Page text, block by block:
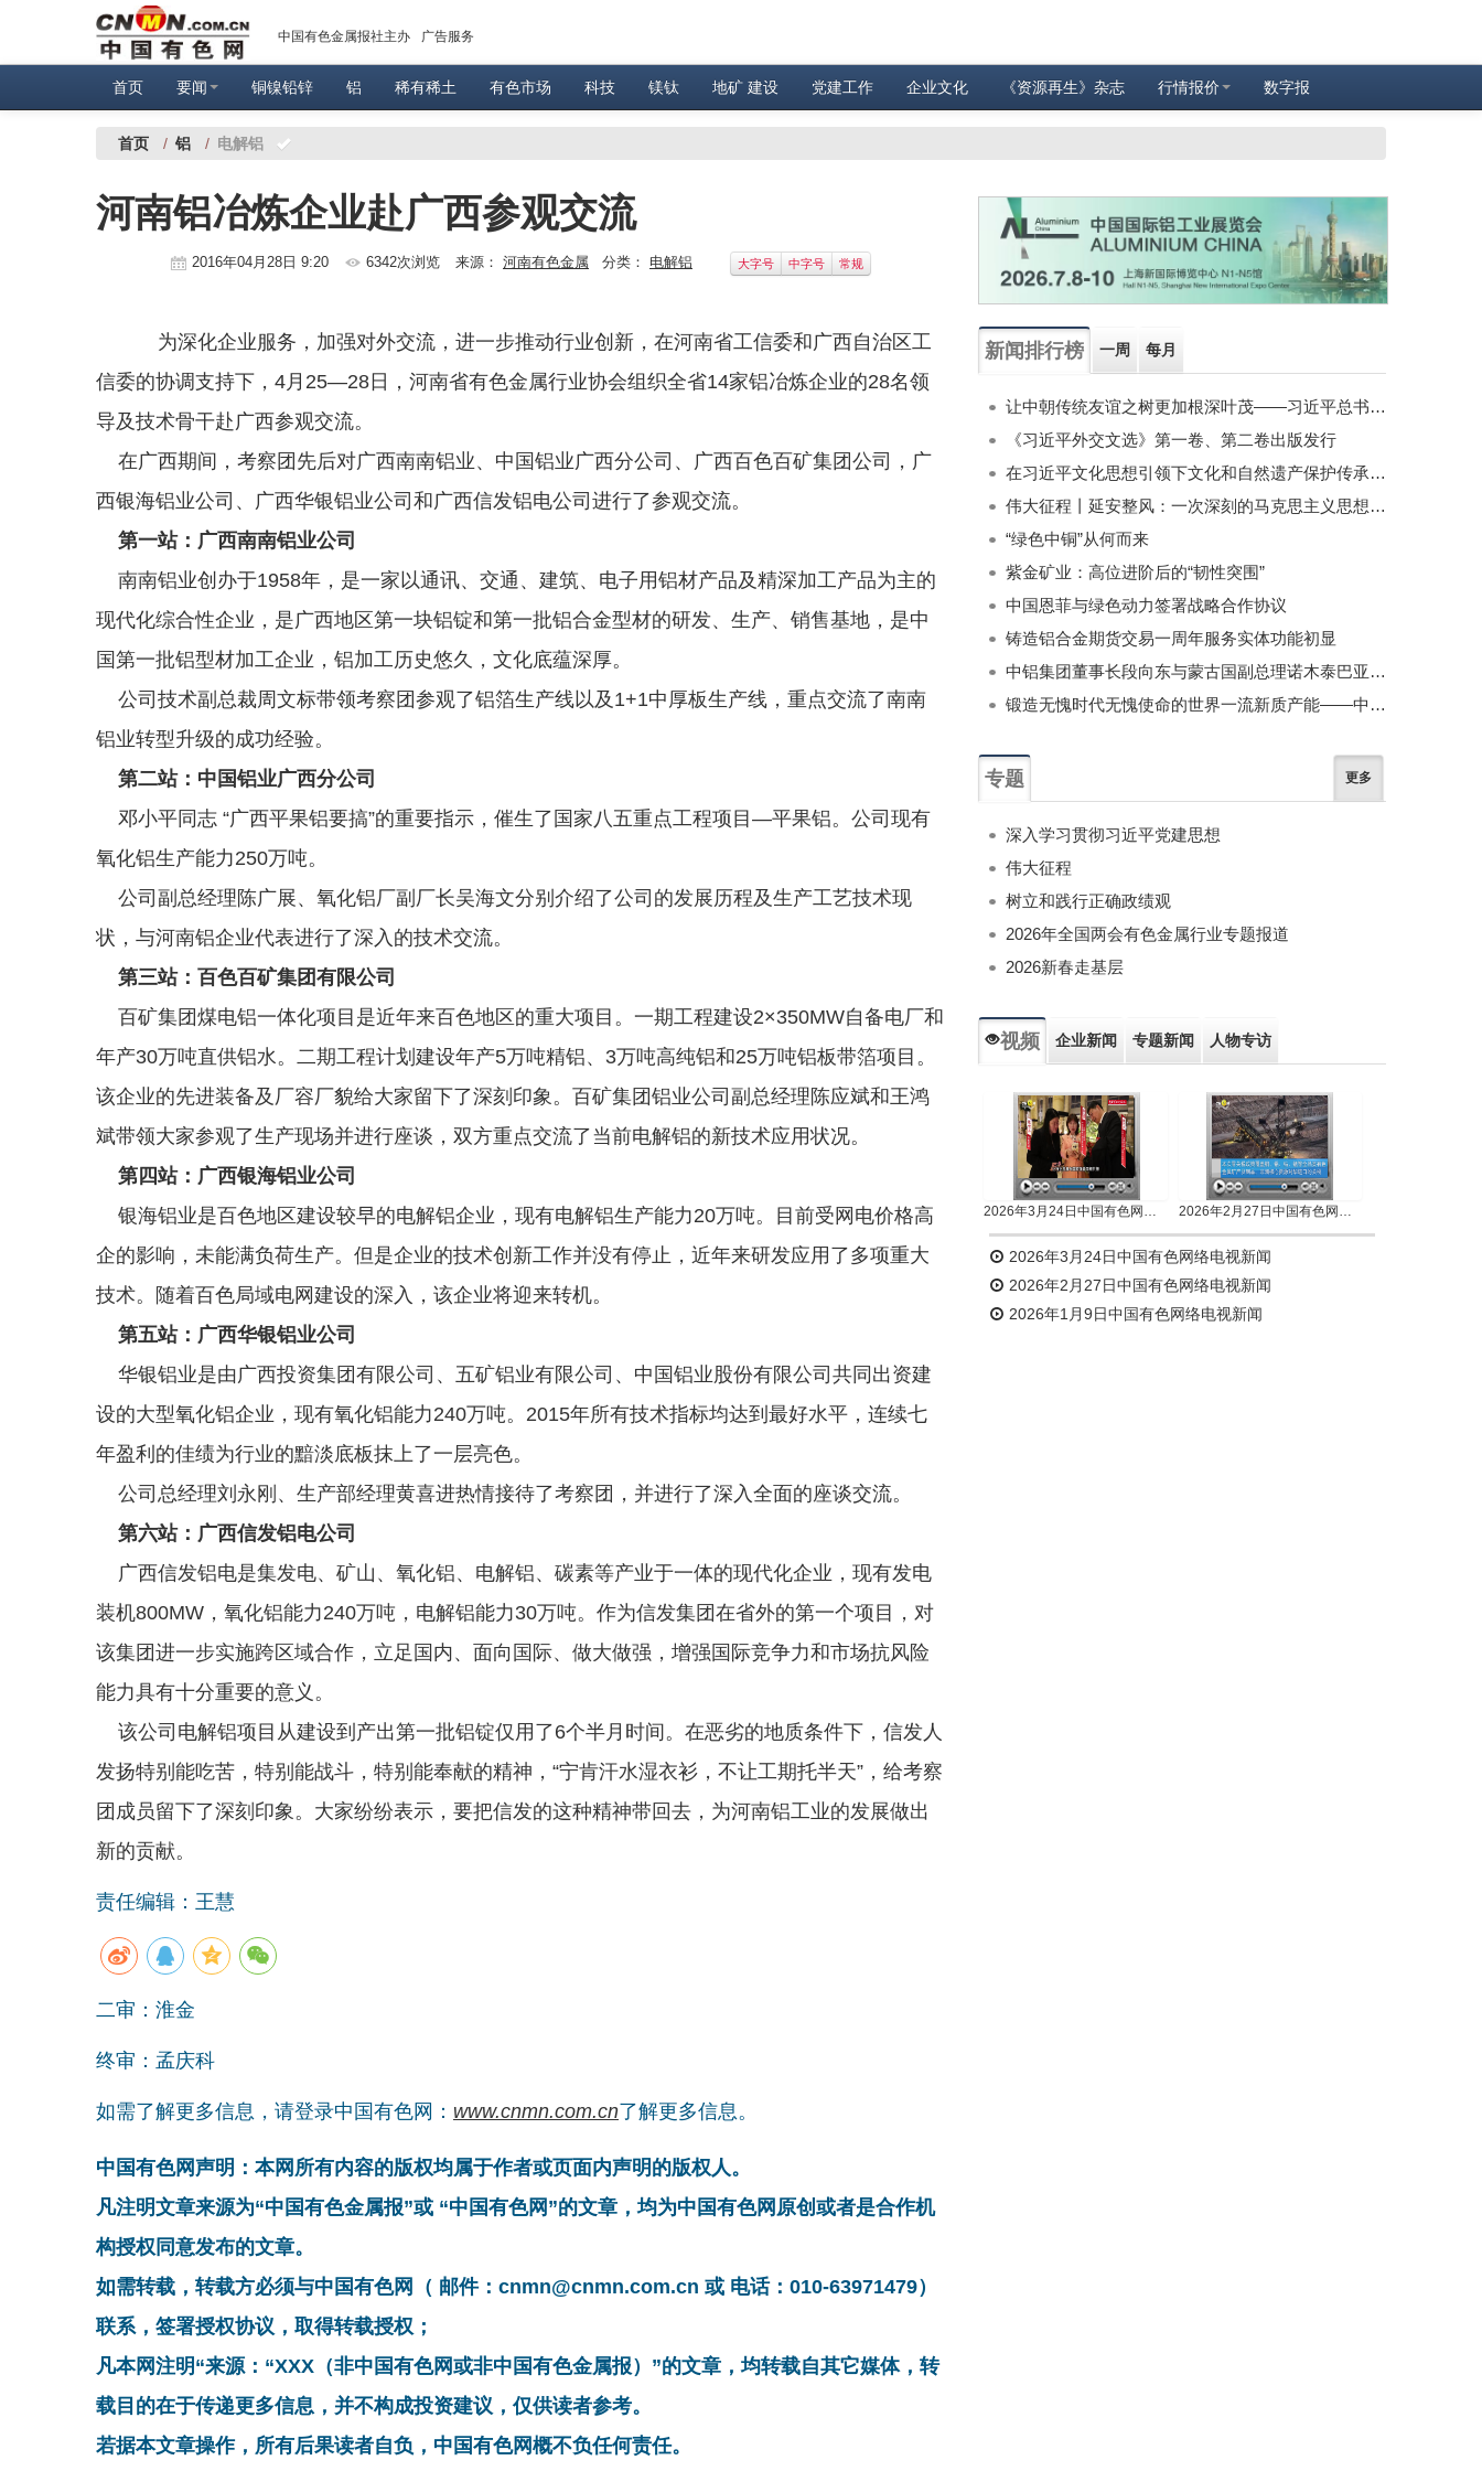
中国有色金属报社主办 广告服务
首页 要闻 铜镍铅锌 铝 稀有稀土 有色市场 科技 镁钛 地矿 建设 党建工作 企业文化 《资源再生》杂志 行情报价 数字报
首页 / 铝 / 电解铝
河南铝冶炼企业赴广西参观交流
2016年04月28日 9:20 6342次浏览 来源： 河南有色金属 分类： 电解铝 大字号 中字号 常规
为深化企业服务，加强对外交流，进一步推动行业创新，在河南省工信委和广西自治区工
信委的协调支持下，4月25—28日，河南省有色金属行业协会组织全省14家铝冶炼企业的28名领
导及技术骨干赴广西参观交流。
在广西期间，考察团先后对广西南南铝业、中国铝业广西分公司、广西百色百矿集团公司，广
西银海铝业公司、广西华银铝业公司和广西信发铝电公司进行了参观交流。
第一站：广西南南铝业公司
南南铝业创办于1958年，是一家以通讯、交通、建筑、电子用铝材产品及精深加工产品为主的
现代化综合性企业，是广西地区第一块铝锭和第一批铝合金型材的研发、生产、销售基地，是中
国第一批铝型材加工企业，铝加工历史悠久，文化底蕴深厚。
公司技术副总裁周文标带领考察团参观了铝箔生产线以及1+1中厚板生产线，重点交流了南南
铝业转型升级的成功经验。
第二站：中国铝业广西分公司
邓小平同志 “广西平果铝要搞”的重要指示，催生了国家八五重点工程项目—平果铝。公司现有
氧化铝生产能力250万吨。
公司副总经理陈广展、氧化铝厂副厂长吴海文分别介绍了公司的发展历程及生产工艺技术现
状，与河南铝企业代表进行了深入的技术交流。
第三站：百色百矿集团有限公司
百矿集团煤电铝一体化项目是近年来百色地区的重大项目。一期工程建设2×350MW自备电厂和
年产30万吨直供铝水。二期工程计划建设年产5万吨精铝、3万吨高纯铝和25万吨铝板带箔项目。
该企业的先进装备及厂容厂貌给大家留下了深刻印象。百矿集团铝业公司副总经理陈应斌和王鸿
斌带领大家参观了生产现场并进行座谈，双方重点交流了当前电解铝的新技术应用状况。
第四站：广西银海铝业公司
银海铝业是百色地区建设较早的电解铝企业，现有电解铝生产能力20万吨。目前受网电价格高
企的影响，未能满负荷生产。但是企业的技术创新工作并没有停止，近年来研发应用了多项重大
技术。随着百色局域电网建设的深入，该企业将迎来转机。
第五站：广西华银铝业公司
华银铝业是由广西投资集团有限公司、五矿铝业有限公司、中国铝业股份有限公司共同出资建
设的大型氧化铝企业，现有氧化铝能力240万吨。2015年所有技术指标均达到最好水平，连续七
年盈利的佳绩为行业的黯淡底板抹上了一层亮色。
公司总经理刘永刚、生产部经理黄喜进热情接待了考察团，并进行了深入全面的座谈交流。
第六站：广西信发铝电公司
广西信发铝电是集发电、矿山、氧化铝、电解铝、碳素等产业于一体的现代化企业，现有发电
装机800MW，氧化铝能力240万吨，电解铝能力30万吨。作为信发集团在省外的第一个项目，对
该集团进一步实施跨区域合作，立足国内、面向国际、做大做强，增强国际竞争力和市场抗风险
能力具有十分重要的意义。
该公司电解铝项目从建设到产出第一批铝锭仅用了6个半月时间。在恶劣的地质条件下，信发人
发扬特别能吃苦，特别能战斗，特别能奉献的精神，“宁肯汗水湿衣衫，不让工期托半天”，给考察
团成员留下了深刻印象。大家纷纷表示，要把信发的这种精神带回去，为河南铝工业的发展做出
新的贡献。
责任编辑：王慧
二审：淮金
终审：孟庆科
如需了解更多信息，请登录中国有色网： www.cnmn.com.cn了解更多信息。
中国有色网声明：本网所有内容的版权均属于作者或页面内声明的版权人。
凡注明文章来源为“中国有色金属报”或 “中国有色网”的文章，均为中国有色网原创或者是合作机
构授权同意发布的文章。
如需转载，转载方必须与中国有色网（ 邮件：cnmn@cnmn.com.cn 或 电话：010-63971479）
联系，签署授权协议，取得转载授权；
凡本网注明“来源：“XXX（非中国有色网或非中国有色金属报）”的文章，均转载自其它媒体，转
载目的在于传递更多信息，并不构成投资建议，仅供读者参考。
若据本文章操作，所有后果读者自负，中国有色网概不负任何责任。
新闻排行榜 一周 每月
让中朝传统友谊之树更加根深叶茂——习近平总书记对朝鲜进行国事访问纪实
《习近平外交文选》第一卷、第二卷出版发行
在习近平文化思想引领下文化和自然遗产保护传承利用工作开创新局面
伟大征程丨延安整风：一次深刻的马克思主义思想教育运动
“绿色中铜”从何而来
紫金矿业：高位进阶后的“韧性突围”
中国恩菲与绿色动力签署战略合作协议
铸造铝合金期货交易一周年服务实体功能初显
中铝集团董事长段向东与蒙古国副总理诺木泰巴亚尔举行会谈
锻造无愧时代无愧使命的世界一流新质产能——中国有色金属工业的战略应对与破局之道（二）
专题 更多
深入学习贯彻习近平党建思想
伟大征程
树立和践行正确政绩观
2026年全国两会有色金属行业专题报道
2026新春走基层
视频 企业新闻 专题新闻 人物专访
2026年3月24日中国有色网络电视新闻 2026年2月27日中国有色网络电视新闻
2026年3月24日中国有色网络电视新闻
2026年2月27日中国有色网络电视新闻
2026年1月9日中国有色网络电视新闻